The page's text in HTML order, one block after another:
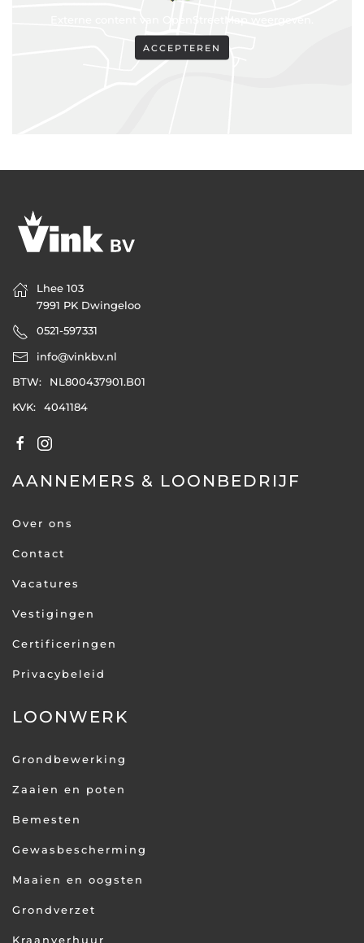
ACCEPTEREN
Lhee 103
7991 PK Dwingeloo
0521-597331
info@vinkbv.nl
BTW:
NL800437901.B01
KVK:
4041184
AANNEMERS & LOONBEDRIJF
Over ons
Contact
Vacatures
Vestigingen
Certificeringen
Privacybeleid
LOONWERK
Grondbewerking
Zaaien en poten
Bemesten
Gewasbescherming
Maaien en oogsten
Grondverzet
Kraanverhuur